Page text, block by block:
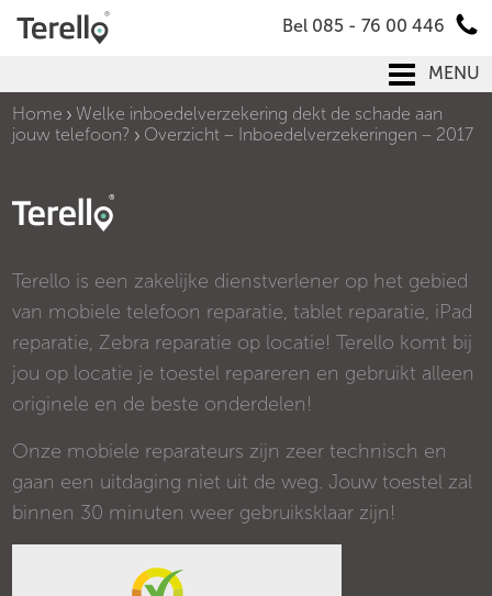
Bel 085 - 76 00 446
MENU
Home
Welke inboedelverzekering dekt de schade aan
jouw telefoon?
Overzicht – Inboedelverzekeringen – 2017
Terello is een zakelijke dienstverlener op het gebied
van mobiele telefoon reparatie, tablet reparatie, iPad
reparatie, Zebra reparatie op locatie! Terello komt bij
jou op locatie je toestel repareren en gebruikt alleen
originele en de beste onderdelen!
Onze mobiele reparateurs zijn zeer technisch en
gaan een uitdaging niet uit de weg. Jouw toestel zal
binnen 30 minuten weer gebruiksklaar zijn!